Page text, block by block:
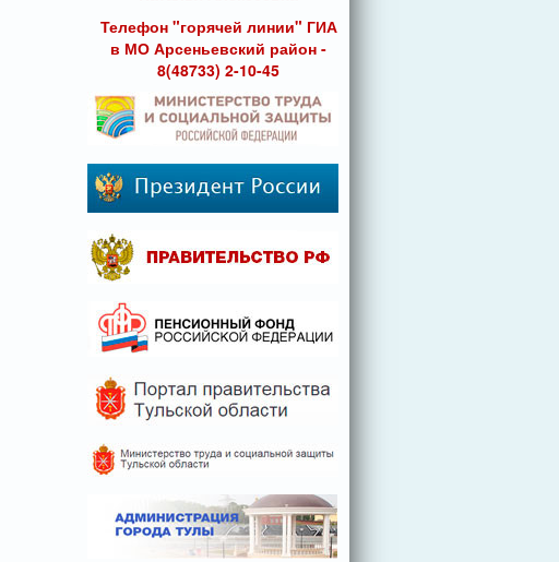
Телефон "горячей линии" ГИА
в МО Арсеньевский район -
8(48733) 2-10-45